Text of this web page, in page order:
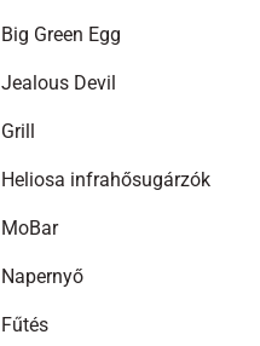
Big Green Egg
Jealous Devil
Grill
Heliosa infrahősugárzók
MoBar
Napernyő
Fűtés